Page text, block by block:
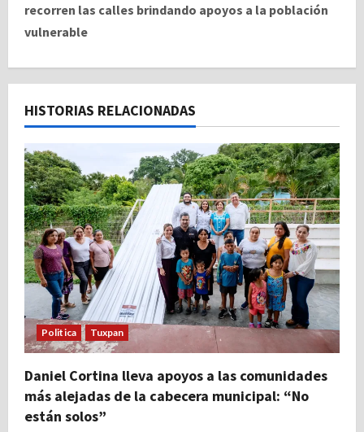
g
c
i
ó
n
d
e
e
n
t
r
recorren las calles brindando apoyos a la población
vulnerable
HISTORIAS RELACIONADAS
Politica Tuxpan
Daniel Cortina lleva apoyos a las comunidades
más alejadas de la cabecera municipal: “No
están solos”